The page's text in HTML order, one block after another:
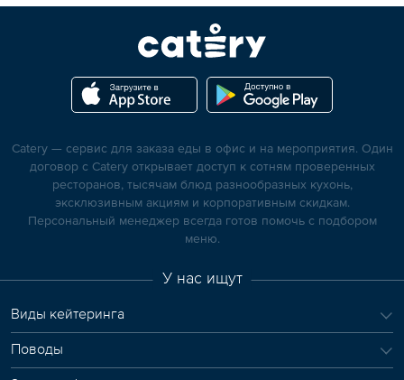
Catery — сервис для заказа еды в офис и на мероприятия. Один
договор с Catery открывает доступ к сотням проверенных
ресторанов, тысячам блюд разнообразных кухонь,
эксклюзивным акциям и корпоративным скидкам.
Персональный менеджер всегда готов помочь с подбором
меню.
У нас ищут
Виды кейтеринга
Поводы